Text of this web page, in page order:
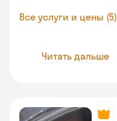
Все услуги и цены (5)
Читать дальше